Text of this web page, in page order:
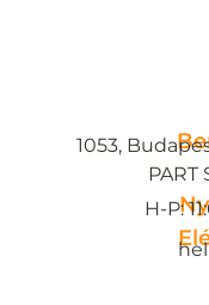
1053,
PART
H-P: